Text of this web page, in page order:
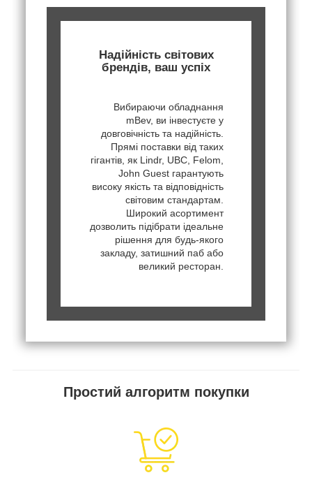
Надійність світових
брендів, ваш успіх
Вибираючи обладнання
mBev, ви інвестуєте у
довговічність та надійність.
Прямі поставки від таких
гігантів, як Lindr, UBC, Felom,
John Guest гарантують
високу якість та відповідність
світовим стандартам.
Широкий асортимент
дозволить підібрати ідеальне
рішення для будь-якого
закладу, затишний паб або
великий ресторан.
Простий алгоритм покупки